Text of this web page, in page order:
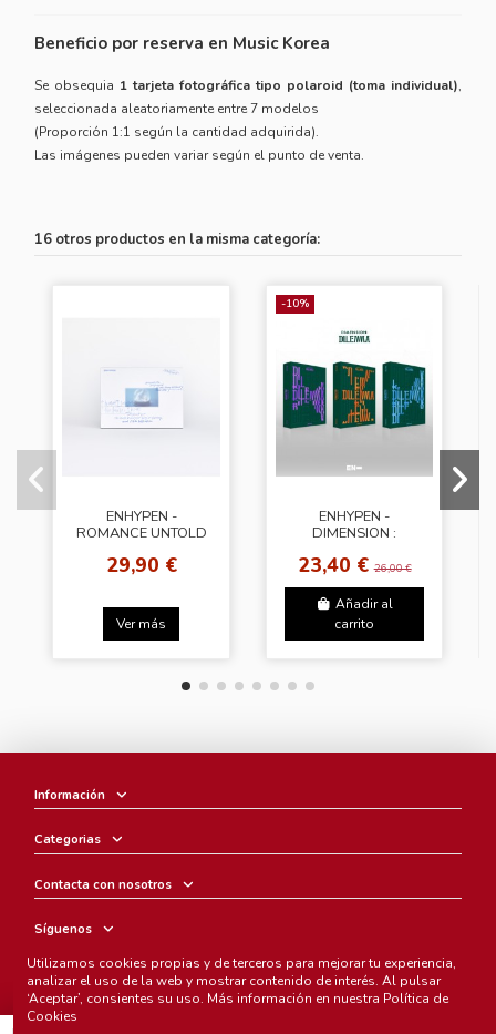
Beneficio por reserva en Music Korea
Se obsequia 1 tarjeta fotográfica tipo polaroid (toma individual),
seleccionada aleatoriamente entre 7 modelos
(Proporción 1:1 según la cantidad adquirida).
Las imágenes pueden variar según el punto de venta.
16 otros productos en la misma categoría:
ENHYPEN -
ROMANCE UNTOLD
Edition]
29,90 €
Ver más
-10%
ENHYPEN -
DIMENSION :
Ver.]
23,40 €26,00 €
Añadir al
carrito
Información
Categorias
Contacta con nosotros
Síguenos
Boletín
Utilizamos cookies propias y de terceros para mejorar tu experiencia,
analizar el uso de la web y mostrar contenido de interés. Al pulsar
‘Aceptar’, consientes su uso. Más información en nuestra Política de
Cookies